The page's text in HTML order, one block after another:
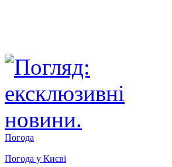
Погода
Погода у Києві